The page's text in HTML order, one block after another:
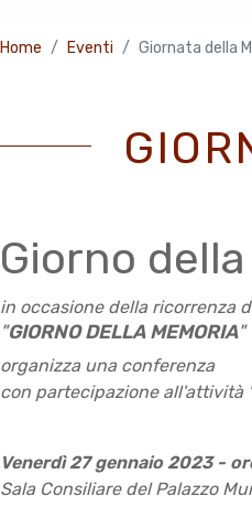
Home Eventi Giornata della
Giorno
in occasione della ricorrenza
"GIORNO DELLA MEMORIA"
organizza una conferenza
con partecipazione all'attività
Venerdì 27 gennaio 2023 -
Sala Consiliare del Palazzo